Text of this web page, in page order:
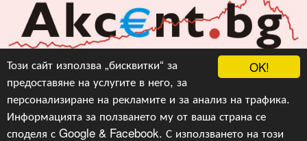
OK!
Този сайт използва „бисквитки“ за
предоставяне на услугите в него, за
персонализиране на рекламите и за анализ на трафика.
Информацията за ползването му от ваша страна се
споделя с Google & Facebook. С използването на този
Акцент БГ ЕООД
info@akcent.bg
Facebook